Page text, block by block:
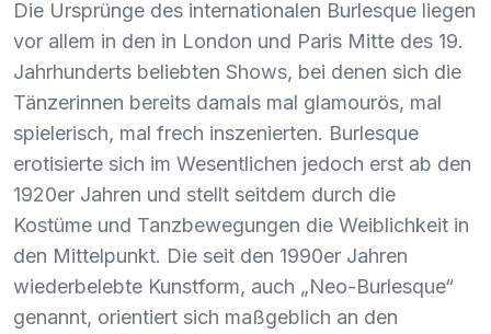
Die Ursprünge des internationalen Burlesque liegen
vor allem in den in London und Paris Mitte des 19.
Jahrhunderts beliebten Shows, bei denen sich die
Tänzerinnen bereits damals mal glamourös, mal
spielerisch, mal frech inszenierten. Burlesque
erotisierte sich im Wesentlichen jedoch erst ab den
1920er Jahren und stellt seitdem durch die
Kostüme und Tanzbewegungen die Weiblichkeit in
den Mittelpunkt. Die seit den 1990er Jahren
wiederbelebte Kunstform, auch „Neo-Burlesque“
genannt, orientiert sich maßgeblich an den